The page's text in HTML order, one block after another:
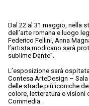
Dal 22 al 31 maggio, nella
dell’arte romana e luogo
Federico Fellini, Anna
l’artista modicano sarà
sublime Dante”.
L’esposizione sarà
Contesa ArteDesign –
delle strade più iconiche
colore, letteratura e visioni
Commedia.